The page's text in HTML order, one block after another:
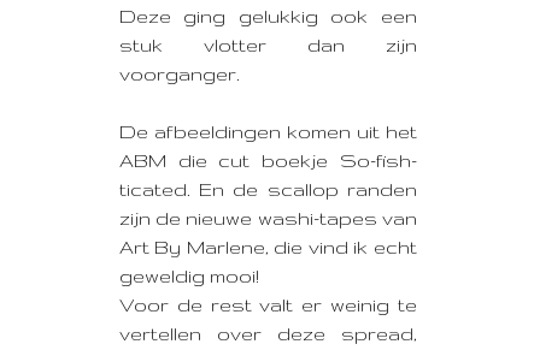
Deze ging gelukkig ook een
stuk vlotter dan zijn
voorganger.
De afbeeldingen komen uit het
ABM die cut boekje So-fish-
ticated. En de scallop randen
zijn de nieuwe washi-tapes van
Art By Marlene, die vind ik echt
geweldig mooi!
Voor de rest valt er weinig te
vertellen over deze spread,